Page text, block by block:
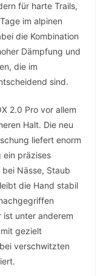
für harte Trails,
im alpinen
die Kombination
Dämpfung und
die im
sind.
2.0 Pro vor allem
Halt. Die neu
liefert enorm
ein präzises
Nässe, Staub
die Hand stabil
ist unter anderem
gezielt
verschwitzten